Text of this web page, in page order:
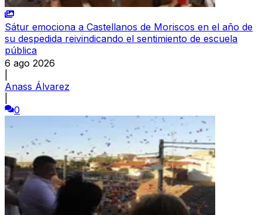
Sátur emociona a Castellanos de Moriscos en el año de
su despedida reivindicando el sentimiento de escuela
pública
6 ago 2026
Anass Álvarez
0